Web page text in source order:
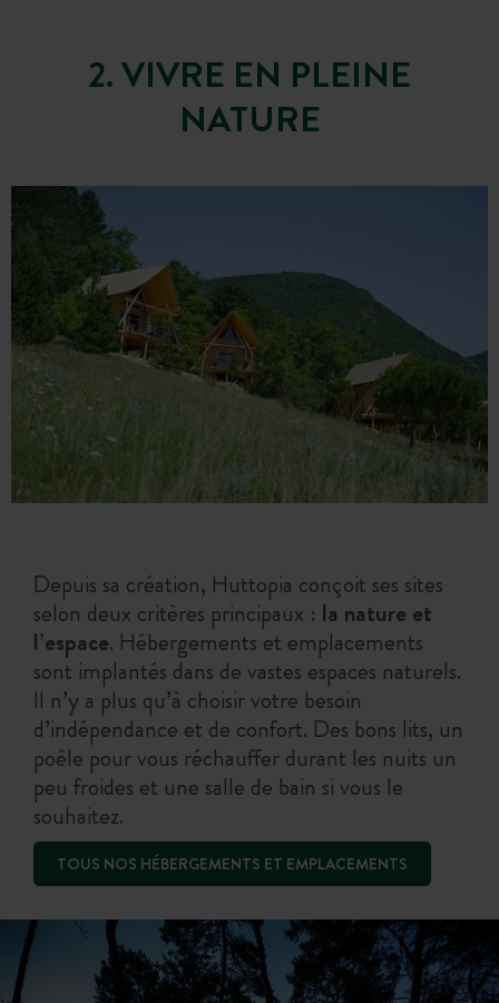
2. VIVRE EN PLEINE
NATURE
Depuis sa création, Huttopia conçoit ses sites
selon deux critères principaux : la nature et
l’espace. Hébergements et emplacements
sont implantés dans de vastes espaces naturels.
Il n’y a plus qu’à choisir votre besoin
d’indépendance et de confort. Des bons lits, un
poêle pour vous réchauffer durant les nuits un
peu froides et une salle de bain si vous le
souhaitez.
TOUS NOS HÉBERGEMENTS ET EMPLACEMENTS